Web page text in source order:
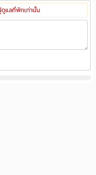
ผู้ดูแลที่พักเท่านั้น